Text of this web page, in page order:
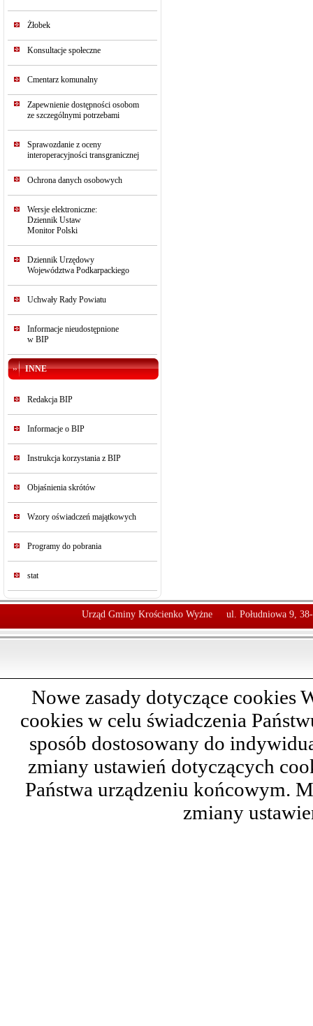
Żłobek
Konsultacje społeczne
Cmentarz komunalny
Zapewnienie dostępności osobom
ze szczególnymi potrzebami
Sprawozdanie z oceny
interoperacyjności transgranicznej
Ochrona danych osobowych
Wersje elektroniczne:
Dziennik Ustaw
Monitor Polski
Dziennik Urzędowy
Województwa Podkarpackiego
Uchwały Rady Powiatu
Informacje nieudostępnione
w BIP
INNE
Redakcja BIP
Informacje o BIP
Instrukcja korzystania z BIP
Objaśnienia skrótów
Wzory oświadczeń majątkowych
Programy do pobrania
stat
Urząd Gminy Krościenko Wyżne ul. Południowa 9,
Nowe zasady dotyczące cookies
cookies w celu świadczenia
sposób dostosowany do
zmiany ustawień dotyczących
Państwa urządzeniu końcowym.
zmiany